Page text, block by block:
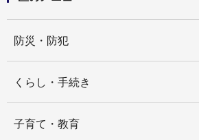
防災・防犯
くらし・手続き
子育て・教育